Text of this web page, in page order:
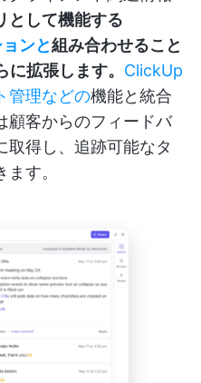
として機能する
ンと組み合わせること
拡張します。 ClickUp
管理などの機能と統合
顧客からのフィードバ
取得し、追跡可能なタ
す。